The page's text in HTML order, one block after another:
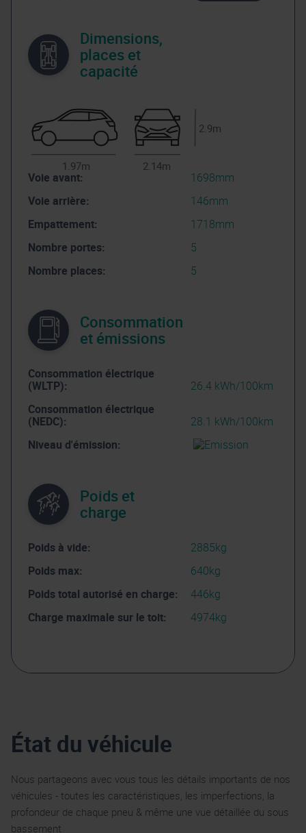
Dimensions,
places et
capacité
1.97m 2.14m
2.9m
Voie avant:
1698mm
Voie arrière:
146mm
Empattement:
1718mm
Nombre portes:
5
Nombre places:
5
Consommation
et émissions
Consommation électrique
(WLTP):
26.4 kWh/100km
Consommation électrique
(NEDC):
28.1 kWh/100km
Niveau d'émission:
Poids et
charge
Poids à vide:
2885kg
Poids max:
640kg
Poids total autorisé en charge:
446kg
Charge maximale sur le toit:
4974kg
État du véhicule
Nous partageons avec vous tous les détails importants de nos
véhicules - toutes les caractéristiques, les imperfections, la
profondeur de chaque pneu & même une vue détaillée du sous
bassement